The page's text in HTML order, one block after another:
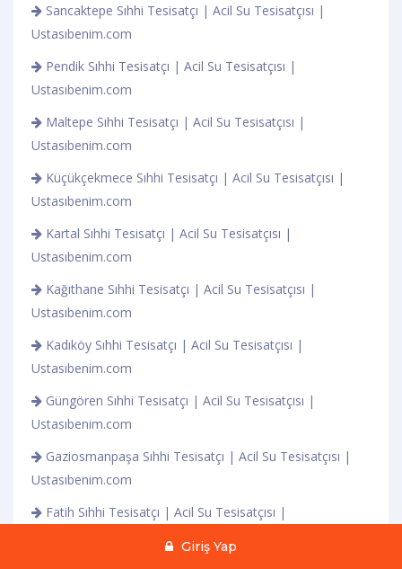
Giriş Yap
Sancaktepe Sıhhi Tesisatçı | Acil Su Tesisatçısı |
Ustasıbenim.com
Pendik Sıhhi Tesisatçı | Acil Su Tesisatçısı |
Ustasıbenim.com
Maltepe Sıhhi Tesisatçı | Acil Su Tesisatçısı |
Ustasıbenim.com
Küçükçekmece Sıhhi Tesisatçı | Acil Su Tesisatçısı |
Ustasıbenim.com
Kartal Sıhhi Tesisatçı | Acil Su Tesisatçısı |
Ustasıbenim.com
Kağıthane Sıhhi Tesisatçı | Acil Su Tesisatçısı |
Ustasıbenim.com
Kadıköy Sıhhi Tesisatçı | Acil Su Tesisatçısı |
Ustasıbenim.com
Güngören Sıhhi Tesisatçı | Acil Su Tesisatçısı |
Ustasıbenim.com
Gaziosmanpaşa Sıhhi Tesisatçı | Acil Su Tesisatçısı |
Ustasıbenim.com
Fatih Sıhhi Tesisatçı | Acil Su Tesisatçısı |